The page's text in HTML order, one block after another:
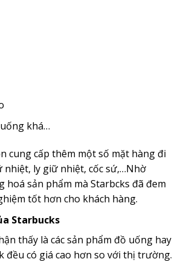
khá…
cung cấp thêm một số mặt hàng đi
nhiệt, ly giữ nhiệt, cốc sứ,…Nhờ
hoá sản phẩm mà Starbcks đã đem
tốt hơn cho khách hàng.
Starbucks
thấy là các sản phẩm đồ uống hay
đều có giá cao hơn so với thị trường.